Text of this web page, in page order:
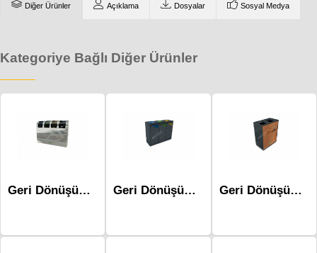
Diğer Ürünler Açıklama Dosyalar Sosyal Medya
Kategoriye Bağlı Diğer Ürünler
Geri Dönüşüm Atık Üniteleri Mak-643a-Dörtlü Kovalı Geri Dönüşüm Atık Üniteleri Mak-668c Geri Dönüşüm Atık Üniteleri Mak-673d-İkili